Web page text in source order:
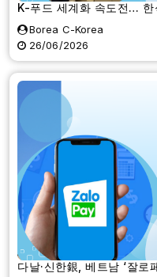
K-푸드 세계화 속도전… 한
Borea C-Korea
26/06/2026
다날·신한銀, 베트남 ‘잘로